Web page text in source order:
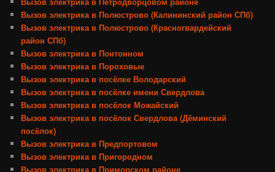
Вызов электрика в Полюстрово (Калининский район СПб)
Вызов электрика в Полюстрово (Красногвардейский
район СПб)
Вызов электрика в Понтонном
Вызов электрика в Пороховые
Вызов электрика в посёлке Володарский
Вызов электрика в посёлке имени Свердлова
Вызов электрика в посёлок Можайский
Вызов электрика в посёлок Свердлова (Дёминский
посёлок)
Вызов электрика в Предпортовом
Вызов электрика в Пригородном
Вызов электрика в Приморском районе